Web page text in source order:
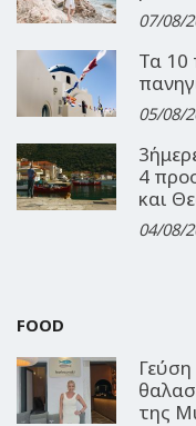
07/08/
Τα 10
05/08/
4
και
04/08/
FOOD
της